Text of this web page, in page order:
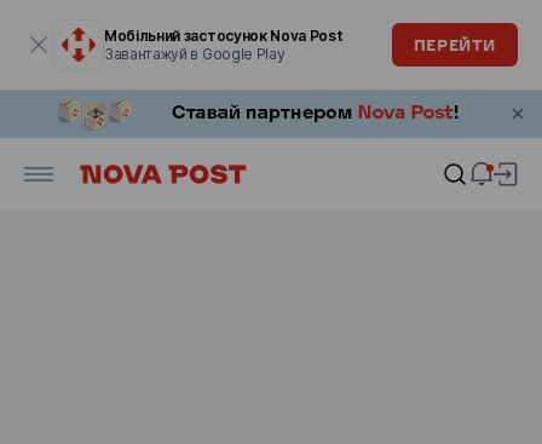
Мобільний застосунок Nova Post
Завантажуй в Google Play
ПЕРЕЙТИ